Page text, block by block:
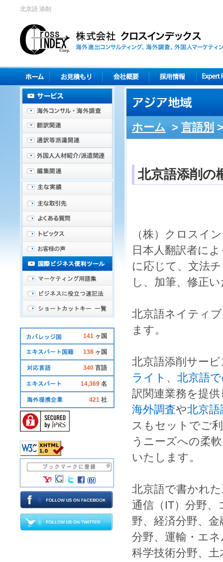
北京語 添削
ホーム > 言語別
北京語添削の
（株）クロスイ
日本人翻訳者に
に応じて、 文法
し、 加筆、 修正
北京語ネイティブ
ます。
北京語添削 サー
ライト 、 北京語
訳関連業務を提
海外調査や北京
スもセットでご
うニーズへの柔
いたします。
北京語で書かれた
通信 （ IT）分野、
野、 経済分野、 金
分野、 運輸 ・ エ
科学技術分野、 土
141 ヶ国
138 ヶ国
340 言語
14,369 名
421 社